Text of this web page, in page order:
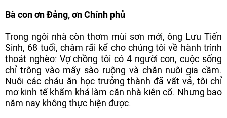
Bà con ơn Đảng, ơn Chính phủ
Trong ngôi nhà còn thơm mùi sơn mới, ông Lưu Tiến
Sinh, 68 tuổi, chậm rãi kể cho chúng tôi về hành trình
thoát nghèo: Vợ chồng tôi có 4 người con, cuộc sống
chỉ trông vào mấy sào ruộng và chăn nuôi gia cầm.
Nuôi các cháu ăn học trưởng thành đã vất vả, tôi chỉ
mơ kinh tế khấm khá làm căn nhà kiên cố. Nhưng bao
năm nay không thực hiện được.